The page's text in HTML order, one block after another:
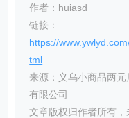
作者：huiasd
链接：
https://
tml
来源：义乌小商品两
有限公司
文章版权归作者所有，